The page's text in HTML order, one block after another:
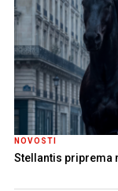
NOVOSTI
Stellantis priprema